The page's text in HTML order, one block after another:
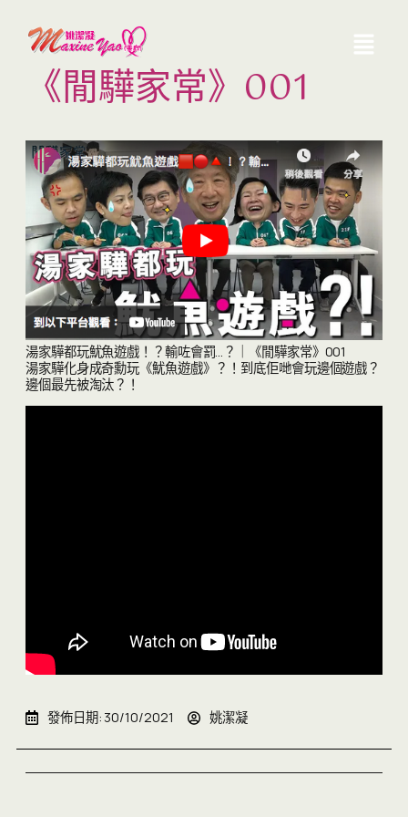
《閒驊家常》001
湯家驊都玩魷魚遊戲！？輸咗會罰…？｜《閒驊家常》001
湯家驊化身成奇勳玩《魷魚遊戲》？！到底佢哋會玩邊個遊戲？
邊個最先被淘汰？！
發佈日期: 30/10/2021 姚潔凝